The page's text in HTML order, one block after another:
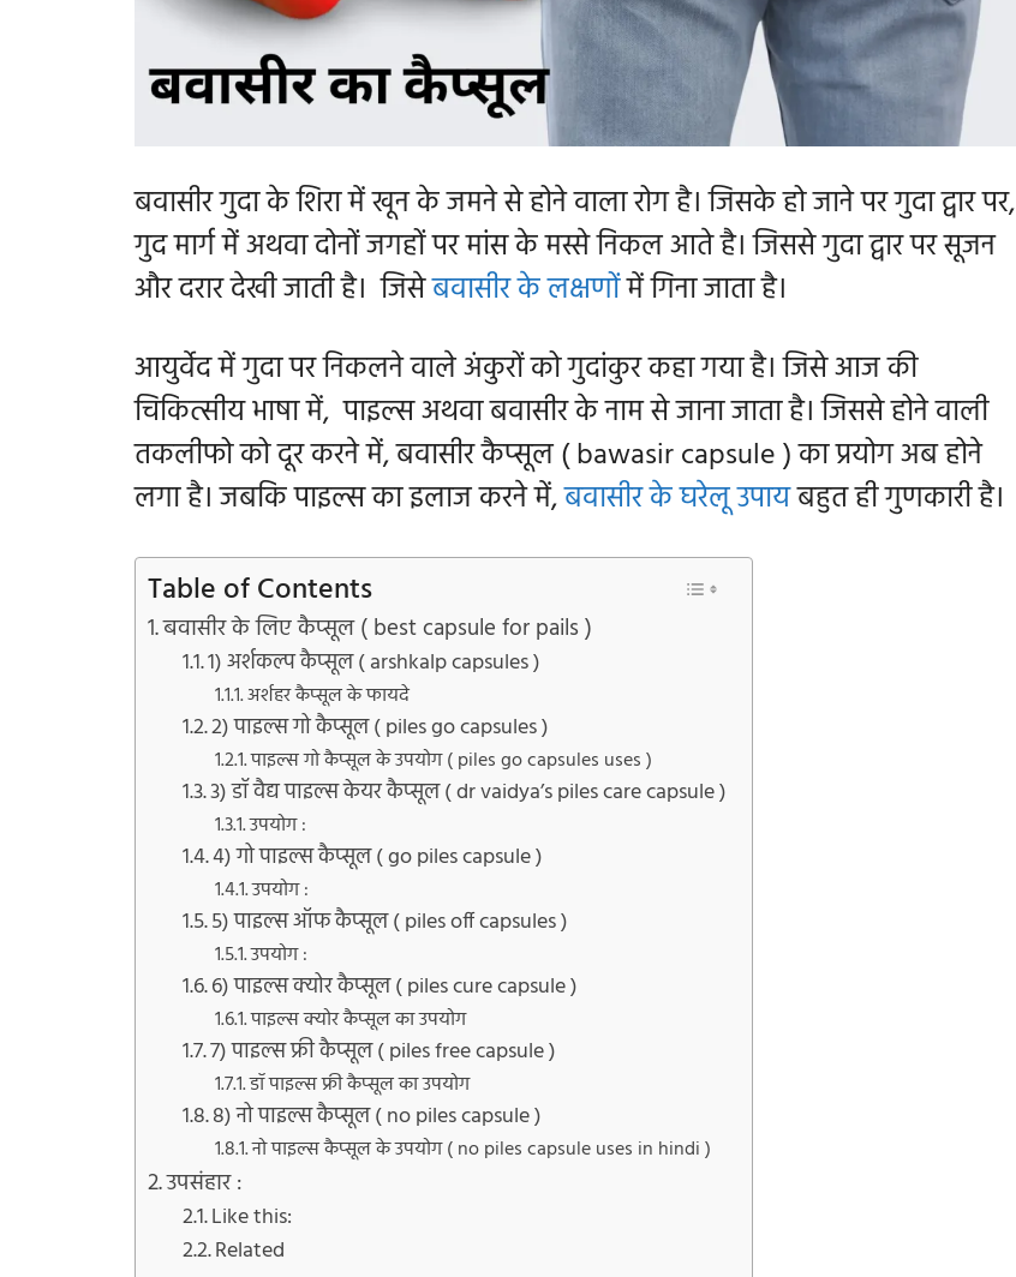
बवासीर गुदा के शिरा में खून के जमने से होने वाला रोग है। जिसके हो जाने पर गुदा द्वार पर,
गुद मार्ग में अथवा दोनों जगहों पर मांस के मस्से निकल आते है। जिससे गुदा द्वार पर सूजन
और दरार देखी जाती है। जिसेबवासीर के लक्षणोंमें गिना जाता है।
आयुर्वेद में गुदा पर निकलने वाले अंकुरों को गुदांकुर कहा गया है। जिसे आज की
चिकित्सीय भाषा में, पाइल्स अथवा बवासीर के नाम से जाना जाता है। जिससे होने वाली
तकलीफो को दूर करने में, बवासीर कैप्सूल ( bawasir capsule ) का प्रयोग अब होने
लगा है। जबकि पाइल्स का इलाज करने में,बवासीर के घरेलू उपायबहुत ही गुणकारी है।
Table of Contents
बवासीर के लिए कैप्सूल ( best capsule for pails )
1) अर्शकल्प कैप्सूल ( arshkalp capsules )
अर्शहर कैप्सूल के फायदे
2) पाइल्स गो कैप्सूल ( piles go capsules )
पाइल्स गो कैप्सूल के उपयोग ( piles go capsules uses )
3) डॉ वैद्य पाइल्स केयर कैप्सूल ( dr vaidya’s piles care capsule )
उपयोग :
4) गो पाइल्स कैप्सूल ( go piles capsule )
उपयोग :
5) पाइल्स ऑफ कैप्सूल ( piles off capsules )
उपयोग :
6) पाइल्स क्योर कैप्सूल ( piles cure capsule )
पाइल्स क्योर कैप्सूल का उपयोग
7) पाइल्स फ्री कैप्सूल ( piles free capsule )
डॉ पाइल्स फ्री कैप्सूल का उपयोग
8) नो पाइल्स कैप्सूल ( no piles capsule )
नो पाइल्स कैप्सूल के उपयोग ( no piles capsule uses in hindi )
उपसंहार :
Like this:
Related